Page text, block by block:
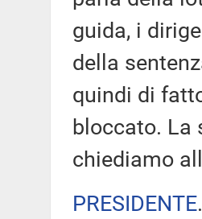
guida, i
della
quindi di
bloccato. La
chiediamo
PRESIDENTE